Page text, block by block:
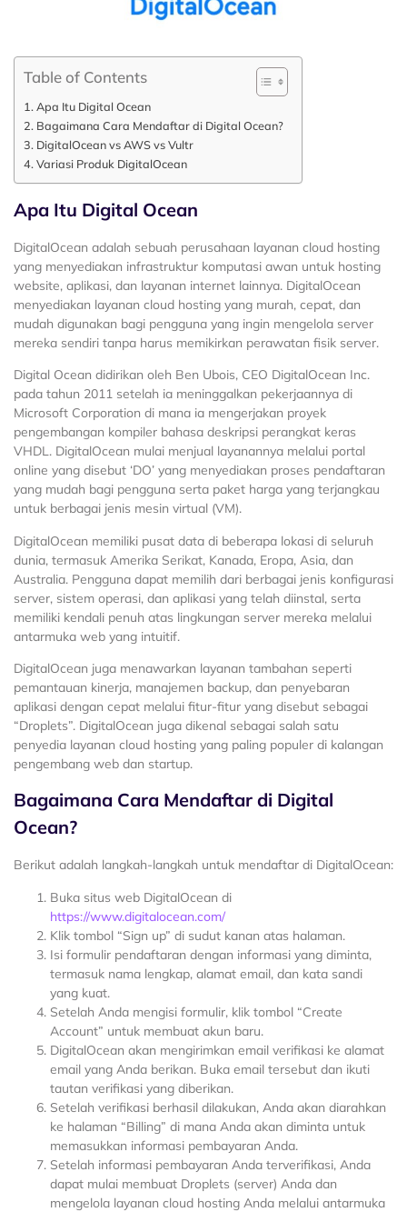
Table of Contents
Apa Itu Digital Ocean
Bagaimana Cara Mendaftar di Digital Ocean?
DigitalOcean vs AWS vs Vultr
Variasi Produk DigitalOcean
Apa Itu Digital Ocean
DigitalOcean adalah sebuah perusahaan layanan cloud hosting
yang menyediakan infrastruktur komputasi awan untuk hosting
website, aplikasi, dan layanan internet lainnya. DigitalOcean
menyediakan layanan cloud hosting yang murah, cepat, dan
mudah digunakan bagi pengguna yang ingin mengelola server
mereka sendiri tanpa harus memikirkan perawatan fisik server.
Digital Ocean didirikan oleh Ben Ubois, CEO DigitalOcean Inc.
pada tahun 2011 setelah ia meninggalkan pekerjaannya di
Microsoft Corporation di mana ia mengerjakan proyek
pengembangan kompiler bahasa deskripsi perangkat keras
VHDL. DigitalOcean mulai menjual layanannya melalui portal
online yang disebut ‘DO’ yang menyediakan proses pendaftaran
yang mudah bagi pengguna serta paket harga yang terjangkau
untuk berbagai jenis mesin virtual (VM).
DigitalOcean memiliki pusat data di beberapa lokasi di seluruh
dunia, termasuk Amerika Serikat, Kanada, Eropa, Asia, dan
Australia. Pengguna dapat memilih dari berbagai jenis konfigurasi
server, sistem operasi, dan aplikasi yang telah diinstal, serta
memiliki kendali penuh atas lingkungan server mereka melalui
antarmuka web yang intuitif.
DigitalOcean juga menawarkan layanan tambahan seperti
pemantauan kinerja, manajemen backup, dan penyebaran
aplikasi dengan cepat melalui fitur-fitur yang disebut sebagai
“Droplets”. DigitalOcean juga dikenal sebagai salah satu
penyedia layanan cloud hosting yang paling populer di kalangan
pengembang web dan startup.
Bagaimana Cara Mendaftar di Digital
Ocean?
Berikut adalah langkah-langkah untuk mendaftar di DigitalOcean:
Buka situs web DigitalOcean di
https://www.digitalocean.com/
Klik tombol “Sign up” di sudut kanan atas halaman.
Isi formulir pendaftaran dengan informasi yang diminta,
termasuk nama lengkap, alamat email, dan kata sandi
yang kuat.
Setelah Anda mengisi formulir, klik tombol “Create
Account” untuk membuat akun baru.
DigitalOcean akan mengirimkan email verifikasi ke alamat
email yang Anda berikan. Buka email tersebut dan ikuti
tautan verifikasi yang diberikan.
Setelah verifikasi berhasil dilakukan, Anda akan diarahkan
ke halaman “Billing” di mana Anda akan diminta untuk
memasukkan informasi pembayaran Anda.
Setelah informasi pembayaran Anda terverifikasi, Anda
dapat mulai membuat Droplets (server) Anda dan
mengelola layanan cloud hosting Anda melalui antarmuka